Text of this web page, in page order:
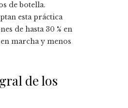
de botella.
esta práctica
de hasta 30 % en
marcha y menos
de los